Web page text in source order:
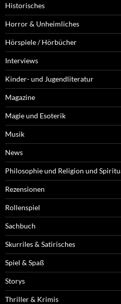
Historisches
Horror & Unheimliches
Hörspiele / Hörbücher
Interviews
Kinder- und Jugendliteratur
Magazine
Magie und Esoterik
Musik
News
Philosophie und Religion und
Rezensionen
Rollenspiel
Sachbuch
Skurriles & Satirisches
Spiel & Spaß
Storys
Thriller & Krimis